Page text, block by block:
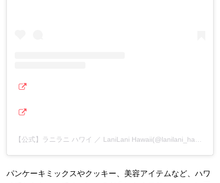
パンケーキミックスやクッキー、美容アイテムなど、ハワ